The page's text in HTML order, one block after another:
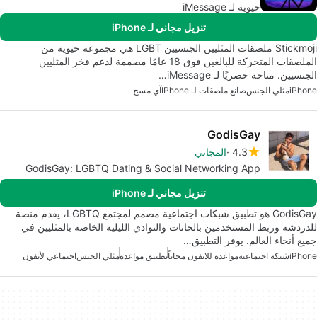
حيوية لـ iMessage
تنزيل مجاني لـ iPhone
Stickmoji ملصقات المثليين الجنسيين LGBT هي مجموعة حيوية من
الملصقات المتحركة للبالغين فوق 18 عامًا مصممة لدعم فخر المثليين
الجنسيين. متاحة حصريًا لـ iMessage…
iPhoneمثلي الجنسصانع ملصقات لـ IPhone آي مسج
GodisGay
4.3 المجاني
GodisGay: LGBTQ Dating & Social Networking App
تنزيل مجاني لـ iPhone
GodisGay هو تطبيق شبكات اجتماعية مصمم لمجتمع LGBTQ، يقدم منصة
للدردشة وربط المستخدمين بالحانات والنوادي الليلية الخاصة بالمثليين في
جميع أنحاء العالم. يوفر التطبيق…
iPhoneشبكة اجتماعيةمواعدة للايفون مجاناًتطبيق مواعدةمثلي الجنساجتماعي لأيفون